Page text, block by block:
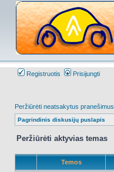
Registruotis Prisijungti
Peržiūrėti neatsakytus pranešimus
Pagrindinis diskusijų puslapis
Peržiūrėti aktyvias temas
Temos